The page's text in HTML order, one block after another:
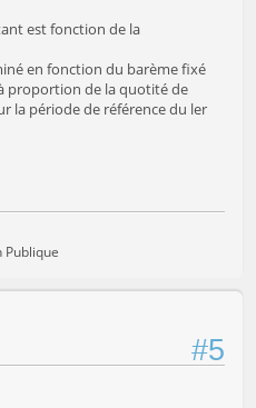
est fonction de la
en fonction du barème fixé
proportion de la quotité de
la période de référence du ler
Publique
#5